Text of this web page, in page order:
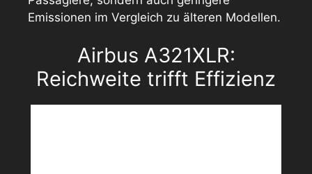
Emissionen im Vergleich zu älteren Modellen.
Airbus A321XLR:
Reichweite trifft Effizienz